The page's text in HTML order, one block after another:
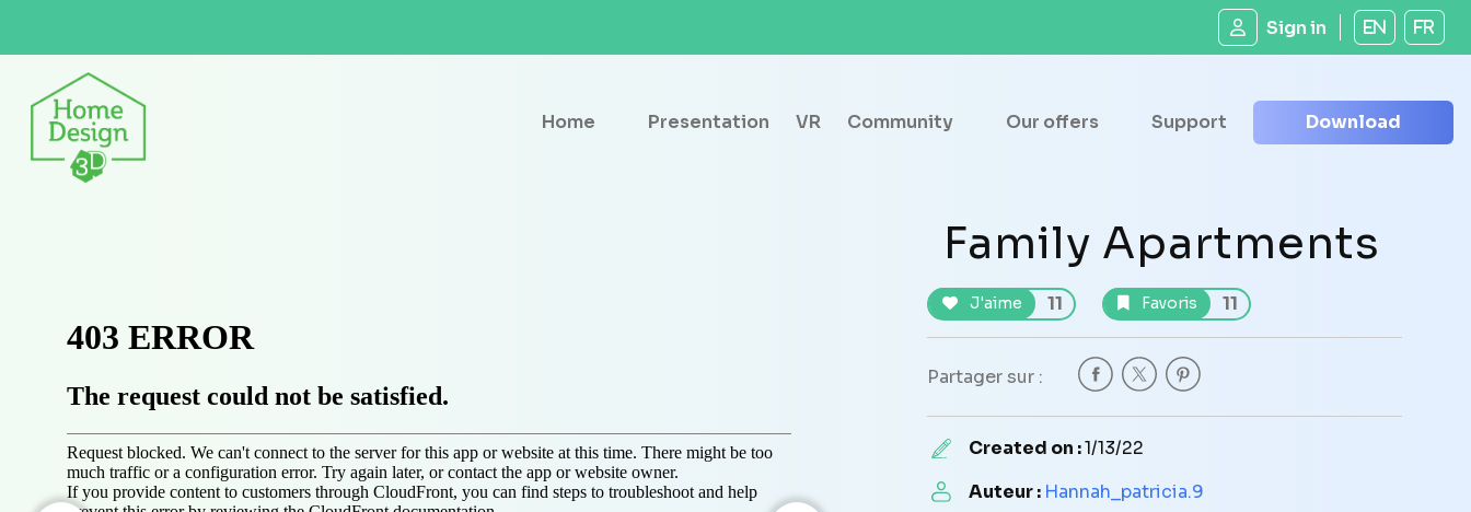
Sign in EN FR
Home Presentation VR Community Our offers Support Download
Family Apartments
J'aime 11 Favoris 11
Partager sur :
Created on :1/13/22
Auteur : Hannah_patricia.9